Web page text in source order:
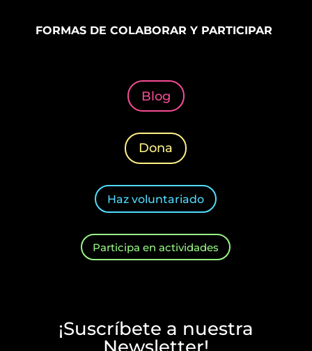
FORMAS DE COLABORAR Y PARTICIPAR
Blog
Dona
Haz voluntariado
Participa en actividades
¡Suscríbete a nuestra